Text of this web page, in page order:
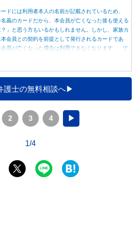
ドには利用者本人の名前が記載されているため、
名義のカードだから、本会員が亡くなった後も使える
？」と思う方もいるかもしれません。しかし、家族カ
本会員との契約を前提として発行されるカードであ
会員が亡くなった場合は利用できなくなります。 で
べき手続きについて分かりやすく解説します。
護士の無料相談へ
2 3 4 ▶
1/4